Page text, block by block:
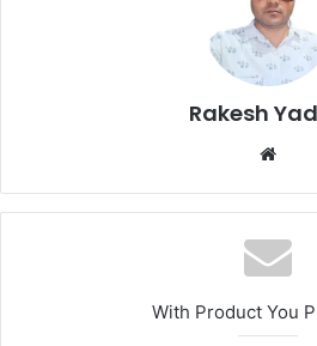
Rakesh
b
s
i
e
With Product You